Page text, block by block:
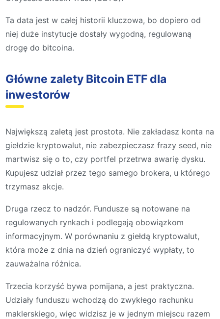
Ta data jest w całej historii kluczowa, bo dopiero od
niej duże instytucje dostały wygodną, regulowaną
drogę do bitcoina.
Główne zalety Bitcoin ETF dla
inwestorów
Największą zaletą jest prostota. Nie zakładasz konta na
giełdzie kryptowalut, nie zabezpieczasz frazy seed, nie
martwisz się o to, czy portfel przetrwa awarię dysku.
Kupujesz udział przez tego samego brokera, u którego
trzymasz akcje.
Druga rzecz to nadzór. Fundusze są notowane na
regulowanych rynkach i podlegają obowiązkom
informacyjnym. W porównaniu z giełdą kryptowalut,
która może z dnia na dzień ograniczyć wypłaty, to
zauważalna różnica.
Trzecia korzyść bywa pomijana, a jest praktyczna.
Udziały funduszu wchodzą do zwykłego rachunku
maklerskiego, więc widzisz je w jednym miejscu razem